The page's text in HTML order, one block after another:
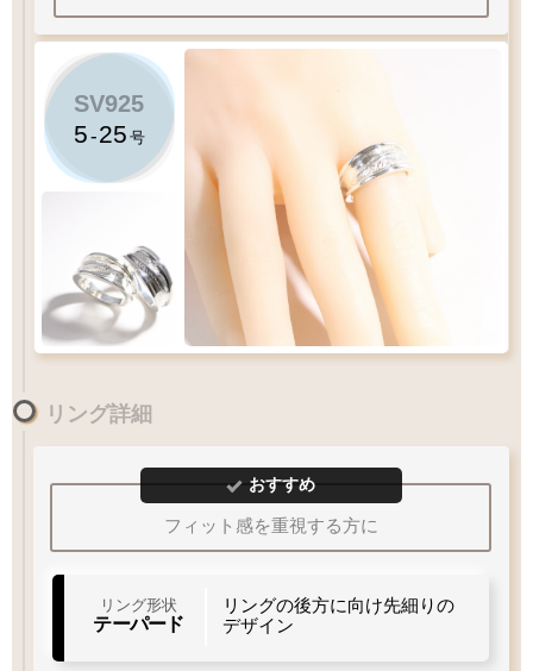
SV925
5-25 号
5-25
10
Q&A リングサイズガイド
白銀仕上げ
18
リング詳細
おすすめ
フィット感を重視する方に
リング形状
テーパード
リングの後方に向け先細りの
デザイン